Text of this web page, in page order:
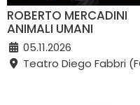
ROBERTO MERCADINI
ANIMALI UMANI
05.11.2026
Teatro Diego Fabbri